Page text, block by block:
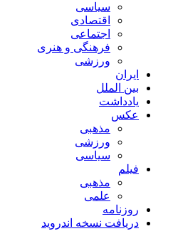
سیاسی
اقتصادی
اجتماعی
فرهنگی و هنری
ورزشی
ایران
بین الملل
یادداشت
عکس
مذهبی
ورزشی
سیاسی
فیلم
مذهبی
علمی
روزنامه
دریافت نسخه اندروید